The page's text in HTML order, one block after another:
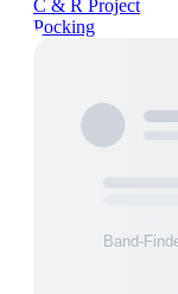
C & R Project
Pocking